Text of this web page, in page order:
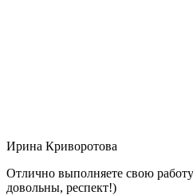
Ирина Криворотова
Отлично выполняете свою
довольны, респект!)